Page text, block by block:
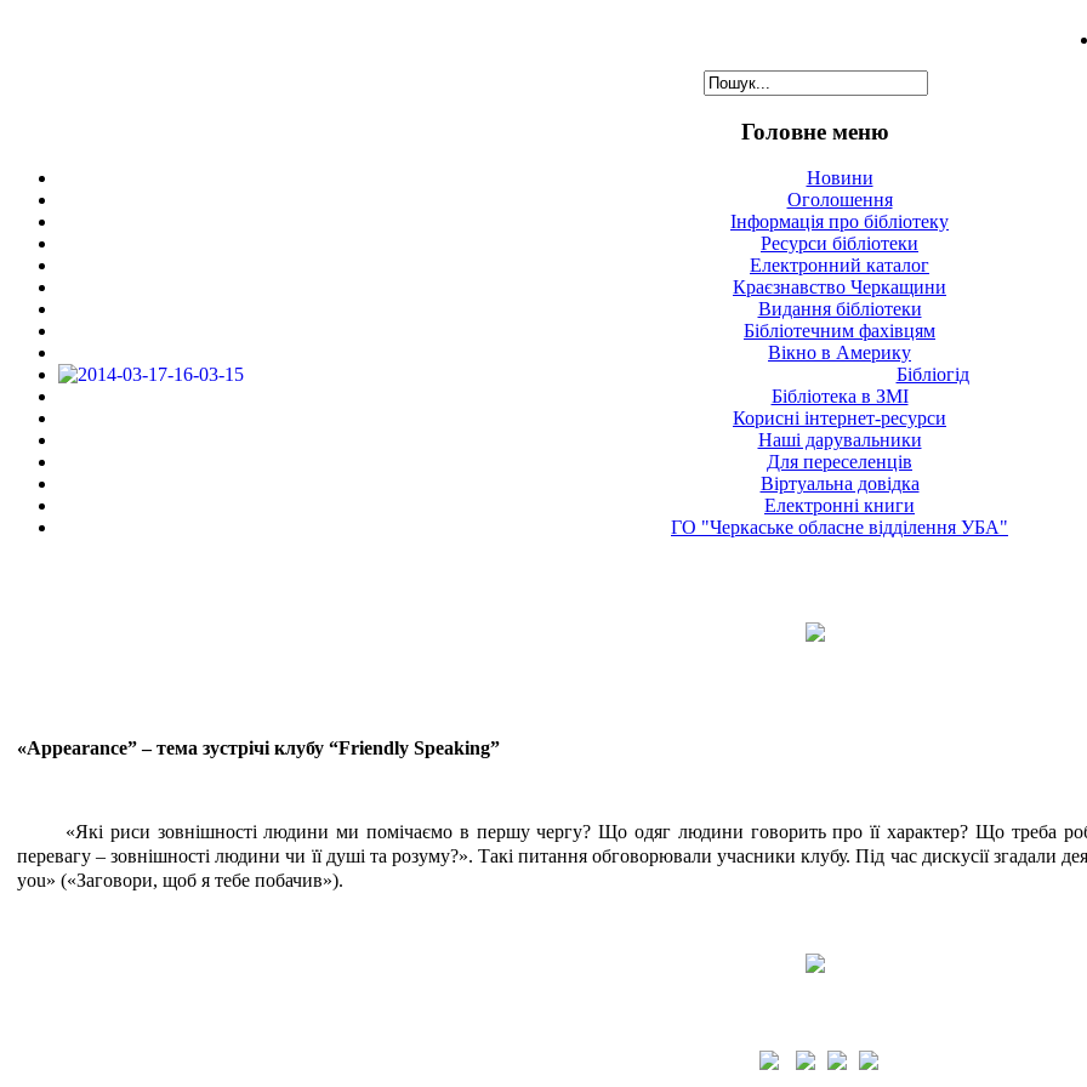
Головне меню
Новини
Оголошення
Інформація про бібліотеку
Ресурси бібліотеки
Електронний каталог
Краєзнавство Черкащини
Видання бібліотеки
Бібліотечним фахівцям
Вікно в Америку
Бібліогід
Бібліотека в ЗМІ
Корисні інтернет-ресурси
Наші дарувальники
Для переселенців
Віртуальна довідка
Електронні книги
ГО "Черкаське обласне відділення УБА"
«Appearance” – тема зустрічі клубу “Friendly Speaking”
«Які риси зовнішності людини ми помічаємо в першу чергу? Що одяг людини говорить про її характер? Що треба
перевагу – зовнішності людини чи її душі та розуму?». Такі питання обговорювали учасники клубу. Під час дискусії згадали
you» («Заговори, щоб я тебе побачив»).